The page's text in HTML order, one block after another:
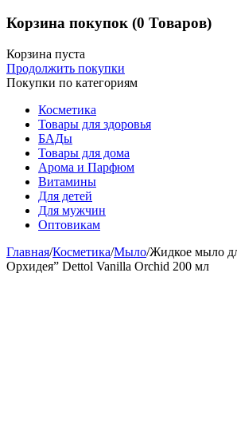
Корзина покупок (0 Товаров)
Корзина пуста
Продолжить покупки
Покупки по категориям
Косметика
Товары для здоровья
БАДы
Товары для дома
Арома и Парфюм
Витамины
Для детей
Для мужчин
Оптовикам
Главная/Косметика/Мыло/Жидкое мыло
Орхидея” Dettol Vanilla Orchid 200 мл